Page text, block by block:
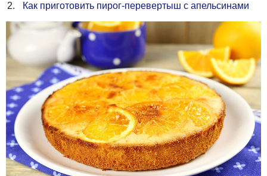
Как приготовить пирог-перевертыш с апельсинами